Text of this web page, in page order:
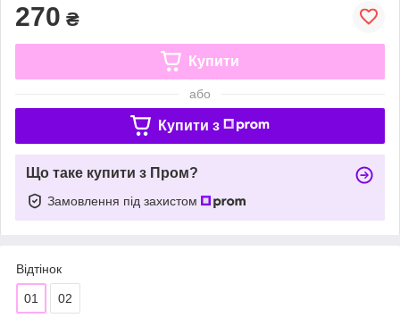
270 ₴
Купити
або
Купити з
Що таке купити з Пром?
Замовлення під захистом
Відтінок
01 02